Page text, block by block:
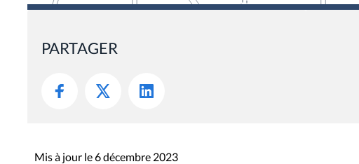
PARTAGER
Mis à jour le 6 décembre 2023